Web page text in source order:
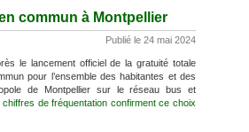
commun à Montpellier
Publié le 24 mai 2024
le lancement officiel de la gratuité totale
pour l’ensemble des habitantes et des
de Montpellier sur le réseau bus et
de fréquentation confirment ce choix